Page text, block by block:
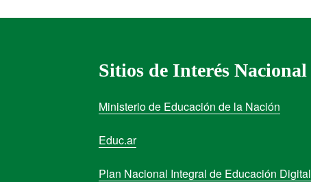
Sitios de Interés Nacional
Ministerio de Educación de la Nación
Educ.ar
Plan Nacional Integral de Educación Digital